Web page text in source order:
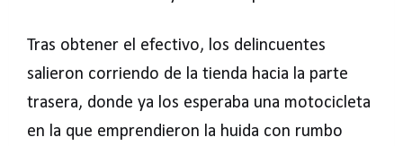
Tras obtener el efectivo, los delincuentes
salieron corriendo de la tienda hacia la parte
trasera, donde ya los esperaba una motocicleta
en la que emprendieron la huida con rumbo